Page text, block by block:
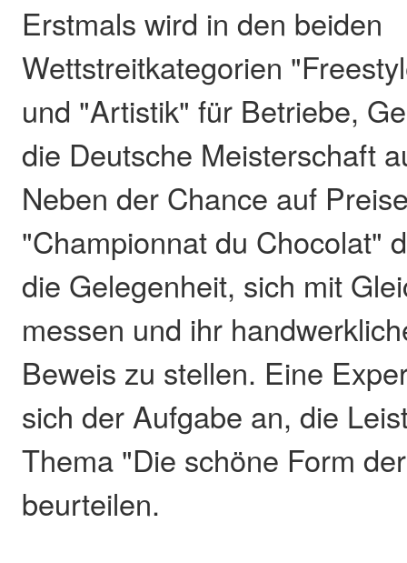
Erstmals wird in den beiden
Wettstreitkategorien
und "Artistik" für Betriebe,
die Deutsche Meisterschaft
Neben der Chance auf
"Championnat du Chocolat"
die Gelegenheit, sich mit
messen und ihr
Beweis zu stellen. Eine
sich der Aufgabe an, die
Thema "Die schöne Form
beurteilen.